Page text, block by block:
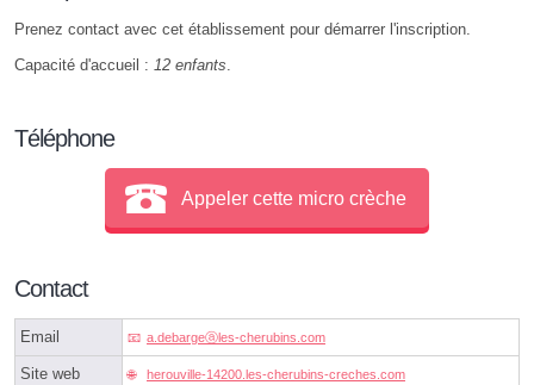
Prenez contact avec cet établissement pour démarrer l'inscription.
Capacité d'accueil : 12 enfants.
Téléphone
Appeler cette micro crèche
Contact
Email a.debargeⓐles-cherubins.com
Site web herouville-14200.les-cherubins-creches.com